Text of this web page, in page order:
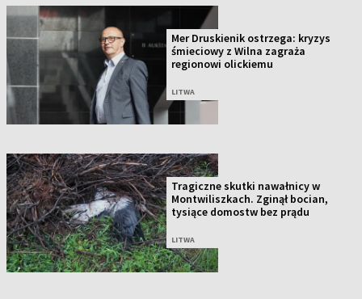
Mer Druskienik ostrzega: kryzys
śmieciowy z Wilna zagraża
regionowi olickiemu
LITWA
Tragiczne skutki nawałnicy w
Montwiliszkach. Zginął bocian,
tysiące domostw bez prądu
LITWA